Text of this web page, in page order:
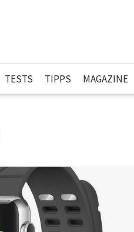
TESTS TIPPS MAGAZINE